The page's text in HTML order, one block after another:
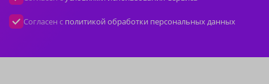
Согласен с политикой обработки персональных данных